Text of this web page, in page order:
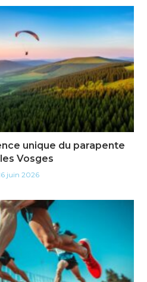
unique du parapente
Vosges
juin 2026